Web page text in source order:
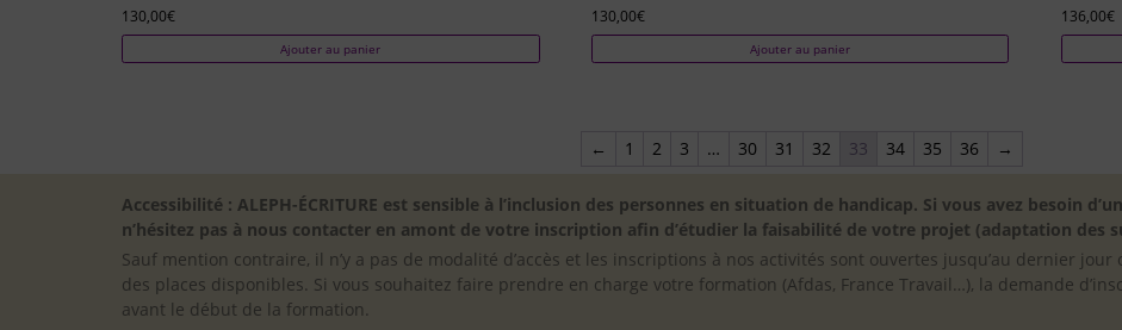
130,00€
Ajouter au panier
130,00€
Ajouter au panier
136,00€
← 1 2 3 … 30 31 32 33 34 35 36 →
Accessibilité : ALEPH-ÉCRITURE est sensible à l’inclusion des personnes en situation de handicap. Si vous avez besoin
n’hésitez pas à nous contacter en amont de votre inscription afin d’étudier la faisabilité de votre projet (adaptation des
Sauf mention contraire, il n’y a pas de modalité d’accès et les inscriptions à nos activités sont ouvertes jusqu’au dernier
des places disponibles. Si vous souhaitez faire prendre en charge votre formation (Afdas, France Travail…), la demande
avant le début de la formation.